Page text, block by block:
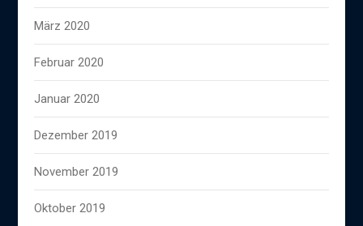
März 2020
Februar 2020
Januar 2020
Dezember 2019
November 2019
Oktober 2019